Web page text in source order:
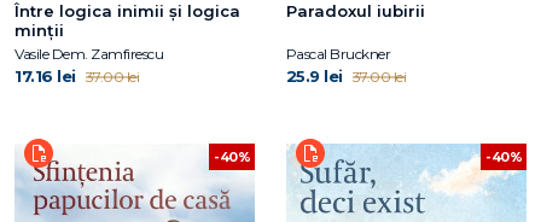
Între logica inimii şi logica
minţii
Vasile Dem. Zamfirescu
17.16 lei 37.00 lei
Paradoxul iubirii
Pascal Bruckner
25.9 lei 37.00 lei
-40% -40%